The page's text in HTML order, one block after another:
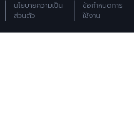
นโยบายความเป็น
ส่วนตัว
ข้อกำหนดการ
ใช้งาน